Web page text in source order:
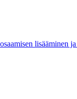
lisääminen